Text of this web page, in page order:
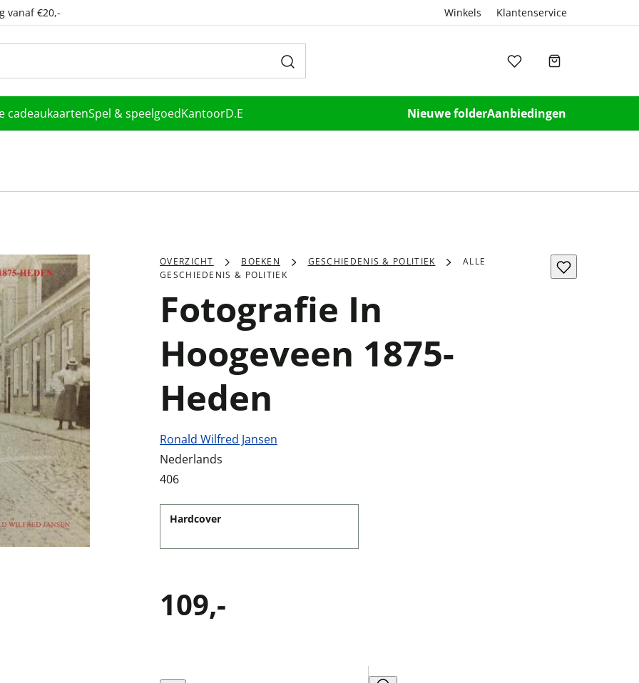
vanaf €20,- Winkels Klantenservice
cadeaukaartenSpel & speelgoedKantoorD.E Nieuwe folderAanbiedingen
OVERZICHT BOEKEN GESCHIEDENIS & POLITIEK
ALLE
GESCHIEDENIS & POLITIEK
Fotografie In
Hoogeveen 1875-
Heden
Ronald Wilfred Jansen
Nederlands
406
Hardcover
109,-